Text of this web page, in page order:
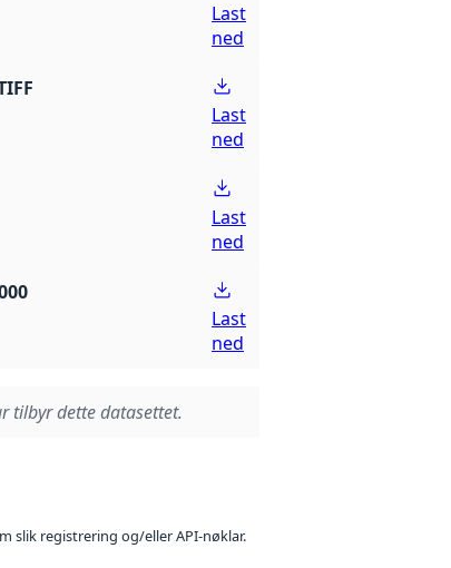
Last
ned
Last
ned
Last
ned
Last
ned
tilbyr dette datasettet.
slik registrering og/eller API-nøklar.